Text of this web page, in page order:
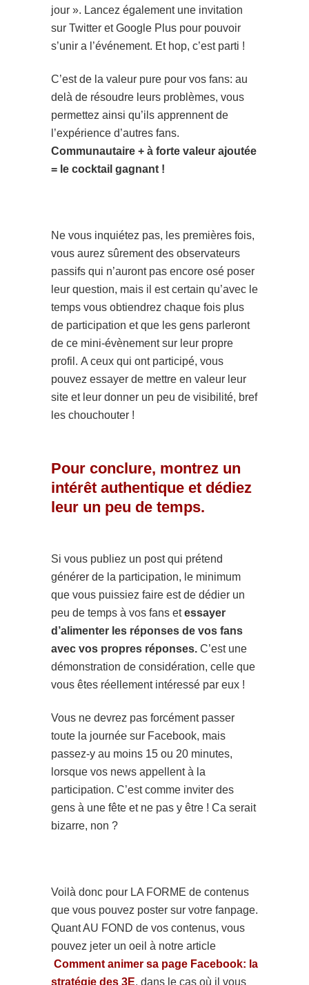
jour ». Lancez également une invitation
sur Twitter et Google Plus pour pouvoir
s’unir a l’événement. Et hop, c’est parti !
C’est de la valeur pure pour vos fans: au
delà de résoudre leurs problèmes, vous
permettez ainsi qu’ils apprennent de
l’expérience d’autres fans.
Communautaire + à forte valeur ajoutée
= le cocktail gagnant !
Ne vous inquiétez pas, les premières fois,
vous aurez sûrement des observateurs
passifs qui n’auront pas encore osé poser
leur question, mais il est certain qu’avec le
temps vous obtiendrez chaque fois plus
de participation et que les gens parleront
de ce mini-évènement sur leur propre
profil. A ceux qui ont participé, vous
pouvez essayer de mettre en valeur leur
site et leur donner un peu de visibilité, bref
les chouchouter !
Pour conclure, montrez un
intérêt authentique et dédiez
leur un peu de temps.
Si vous publiez un post qui prétend
générer de la participation, le minimum
que vous puissiez faire est de dédier un
peu de temps à vos fans etessayer
d’alimenter les réponses de vos fans
avec vos propres réponses. C’est une
démonstration de considération, celle que
vous êtes réellement intéressé par eux !
Vous ne devrez pas forcément passer
toute la journée sur Facebook, mais
passez-y au moins 15 ou 20 minutes,
lorsque vos news appellent à la
participation. C’est comme inviter des
gens à une fête et ne pas y être ! Ca serait
bizarre, non ?
Voilà donc pour LA FORME de contenus
que vous pouvez poster sur votre fanpage.
Quant AU FOND de vos contenus, vous
pouvez jeter un oeil à notre article
Comment animer sa page Facebook: la
stratégie des 3E, dans le cas où il vous